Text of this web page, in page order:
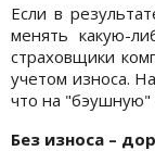
Если в
менять какую-
страховщики
учетом износа.
что на "бэушную"
Без износа –